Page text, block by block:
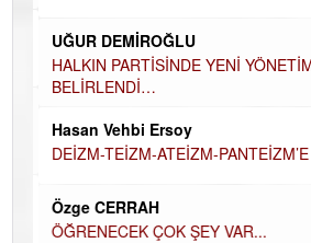
UĞUR DEMİROĞLU
HALKIN PARTİSİNDE YENİ YÖNETİM
BELİRLENDİ…
Hasan Vehbi Ersoy
DEİZM-TEİZM-ATEİZM-PANTEİZM’E
Özge CERRAH
ÖĞRENECEK ÇOK ŞEY VAR...